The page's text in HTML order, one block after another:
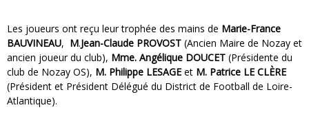
Les joueurs ont reçu leur trophée des mains de Marie-France
BAUVINEAU, M.Jean-Claude PROVOST (Ancien Maire de Nozay et
ancien joueur du club), Mme. Angélique DOUCET (Présidente du
club de Nozay OS), M. Philippe LESAGE et M. Patrice LE CLÈRE
(Président et Président Délégué du District de Football de Loire-
Atlantique).